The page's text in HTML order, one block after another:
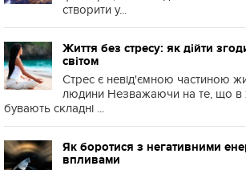
створити у...
Життя без стресу: як дійти
світом
Стрес є невід'ємною частиною
людини Незважаючи на те, що в
бувають складні ...
Як боротися з негативними
впливами